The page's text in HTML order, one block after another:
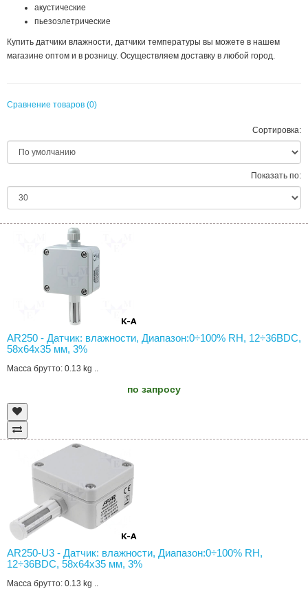
акустические
пьезоэлетрические
Купить датчики влажности, датчики температуры вы можете в нашем
магазине оптом и в розницу. Осуществляем доставку в любой город.
Сравнение товаров (0)
Сортировка:
Показать по:
AR250 - Датчик: влажности, Диапазон:0÷100% RH, 12÷36ВDC,
58x64x35 мм, 3%
Масса брутто: 0.13 kg ..
по запросу
AR250-U3 - Датчик: влажности, Диапазон:0÷100% RH,
12÷36ВDC, 58x64x35 мм, 3%
Масса брутто: 0.13 kg ..